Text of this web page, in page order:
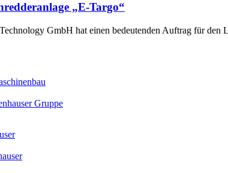
„E-Targo“
GmbH hat einen bedeutenden Auftrag für den
Gruppe